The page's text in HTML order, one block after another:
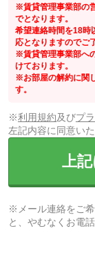
※賃貸管理事業部の
でとなります。
希望連絡時間を18時
応となりますのでご
※賃貸管理事業部へ
けております。
※お部屋の解約に関
す。
※利用規約及びプ
左記内容に同意い
上
※メール連絡をご
と、やむなくお電